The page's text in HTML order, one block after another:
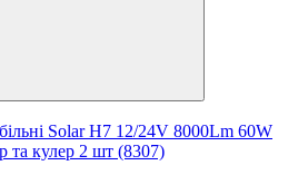
Solar H7 12/24V 8000Lm 60W
та кулер 2 шт (8307)